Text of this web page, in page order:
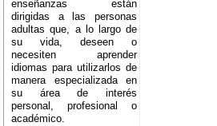
enseñanzas están
dirigidas a las personas
adultas que, a lo largo de
su vida, deseen o
necesiten aprender
idiomas para utilizarlos de
manera especializada en
su área de interés
personal, profesional o
académico.